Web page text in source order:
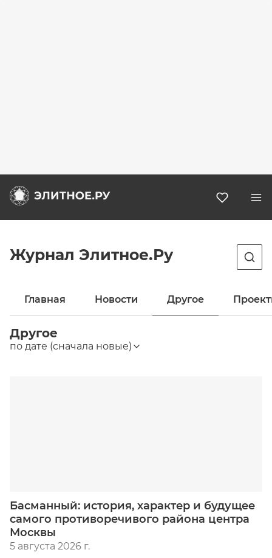
Журнал Элитное.Ру
Главная Новости Другое
Другое
по дате (сначала новые)
Басманный: история, характер и будущее
самого противоречивого района центра
Москвы
5 августа 2026 г.